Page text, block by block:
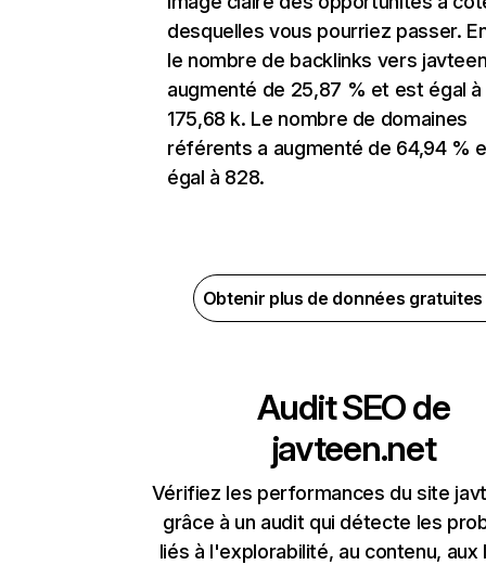
desquelles vous pourriez passer.
le nombre de backlinks vers
augmenté de 25,87 % et est égal à
175,68 k. Le nombre de domaines
référents a augmenté de 64,94 %
égal à 828.
Obtenir plus de données
Audit SEO de
javteen.net
Vérifiez les performances du site
grâce à un audit qui détecte les
liés à l'explorabilité, au contenu, aux